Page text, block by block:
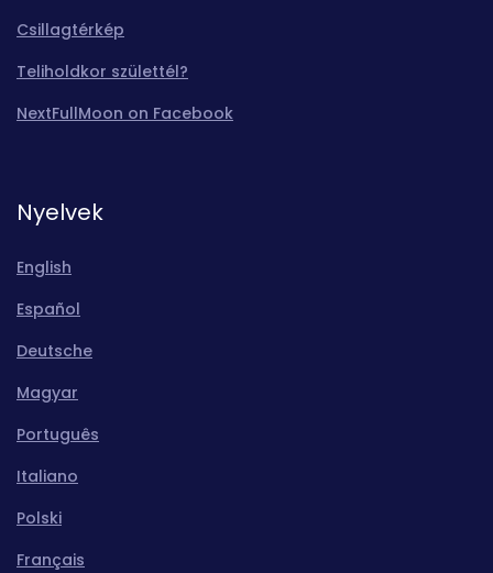
Csillagtérkép
Teliholdkor születtél?
NextFullMoon on Facebook
Nyelvek
English
Español
Deutsche
Magyar
Português
Italiano
Polski
Français